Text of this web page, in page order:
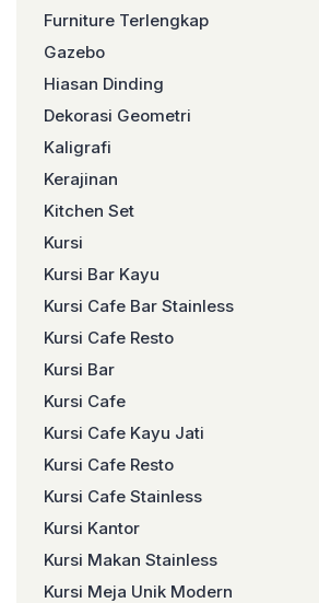
Furniture Terlengkap
Gazebo
Hiasan Dinding
Dekorasi Geometri
Kaligrafi
Kerajinan
Kitchen Set
Kursi
Kursi Bar Kayu
Kursi Cafe Bar Stainless
Kursi Cafe Resto
Kursi Bar
Kursi Cafe
Kursi Cafe Kayu Jati
Kursi Cafe Resto
Kursi Cafe Stainless
Kursi Kantor
Kursi Makan Stainless
Kursi Meja Unik Modern